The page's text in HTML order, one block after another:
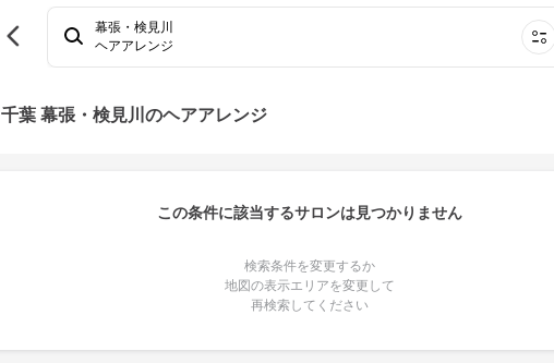
幕張・検見川
ヘアアレンジ
千葉 幕張・検見川のヘアアレンジ
この条件に該当するサロンは見つかりません
検索条件を変更するか
地図の表示エリアを変更して
再検索してください